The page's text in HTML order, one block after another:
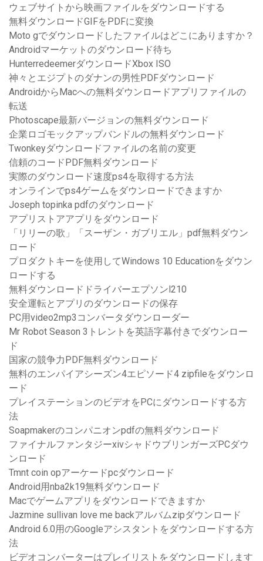
ウェブサイトから映画ファイルをダウンロードする
無料ダウンロードGIFをPDFに変換
Moto gでダウンロードしたファイルはどこにありますか？
Androidマーケットのダウンロード待ち
HunterredeemerダウンロードXbox ISO
神々とエジプトのダナンの男性PDFダウンロード
AndroidからMacへの無料ダウンロードアプリファイルの
転送
Photoscape最新バージョンの無料ダウンロード
企業ロゴモックアップバンドルの無料ダウンロード
Twonkeyダウンロードファイルの名前の変更
信頼のコードPDF無料ダウンロード
実際のダウンロード速度ps4を取得する方法
オンラインでps4ゲームをダウンロードできますか
Joseph topinka pdfのダウンロード
アプリストアアプリをダウンロード
「リリーの歌」「スーザン・ガブリエル」pdf無料ダウン
ロード
プロダクトキーを使用してWindows 10 Educationをダウン
ロードする
無料ダウンロードドライバーエプソンl210
安全運転とアプリのダウンロードの保存
PC用video2mp3コンバータダウンローダー
Mr Robot Season 3トレントを英語字幕付きでダウンロー
ド
国家の競争力PDF無料ダウンロード
無料のエンパイアシーズン4エピソード4 zipfileをダウンロ
ード
プレイステーションのビデオをPCにダウンロードする方
法
Soapmakerのコンパニオンpdfの無料ダウンロード
ファイナルファンタジーxivシャドウブリンガーズPCダウ
ンロード
Tmnt coin opアーケードpcダウンロード
Android用nba2k19無料ダウンロード
Macでゲームアプリをダウンロードできますか
Jazmine sullivan love me backアルバムzipダウンロード
Android 6.0用のGoogleアシスタントをダウンロードする方
法
ビデオコンバーターはプレイリストをダウンロードします